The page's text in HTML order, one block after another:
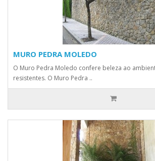
MURO PEDRA MOLEDO
O Muro Pedra Moledo confere beleza ao
resistentes. O Muro Pedra ..